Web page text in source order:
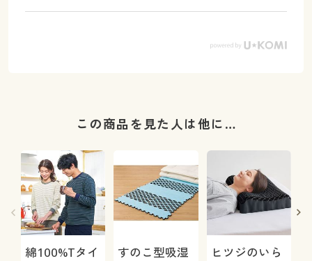
この商品を見た人は他に…
綿100%Tタイ
すのこ型吸湿
ヒツジのいら